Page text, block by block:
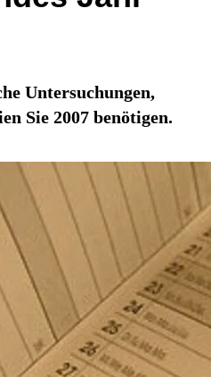
Untersuchungen,
Sie 2007 benötigen.